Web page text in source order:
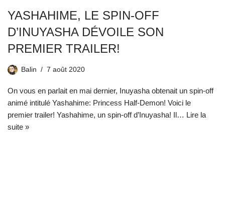
YASHAHIME, LE SPIN-OFF
D’INUYASHA DÉVOILE SON
PREMIER TRAILER!
Balin 7 août 2020
On vous en parlait en mai dernier, Inuyasha obtenait un spin-off
animé intitulé Yashahime: Princess Half-Demon! Voici le
premier trailer! Yashahime, un spin-off d’Inuyasha! Il… Lire la
suite »